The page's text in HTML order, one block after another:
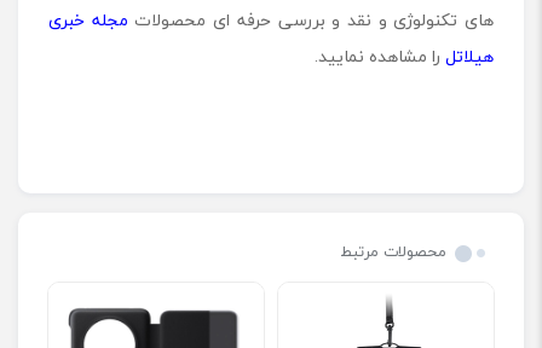
های تکنولوژی و نقد و بررسی حرفه ای محصولات مجله خبری
هیلاتل را مشاهده نمایید.
محصولات مرتبط